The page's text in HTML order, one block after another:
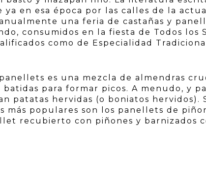
en esa época por las calles de la
una feria de castañas y
consumidos en la fiesta de Todos los
como de Especialidad Tradicional
es una mezcla de almendras
para formar picos. A menudo, y
patatas hervidas (o boniatos hervidos).
más populares son los panellets de
recubierto con piñones y barnizados